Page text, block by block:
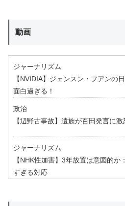
動画
ジャーナリズム
【NVIDIA】ジェンスン・フアンの
面白過ぎる！
政治
【辺野古事故】遺族が百田発言に激
ジャーナリズム
【NHK性加害】3年放置は意図的か
すぎる対応